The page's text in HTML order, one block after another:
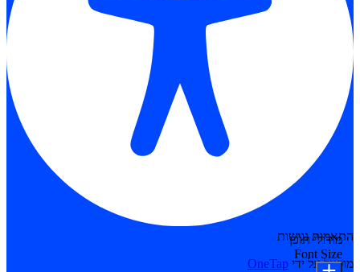
התאמות נגישות
מופעל על ידי OneTap
מודולי תוכן
Font Size